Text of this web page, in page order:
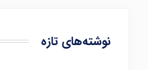
نوشته‌های تازه